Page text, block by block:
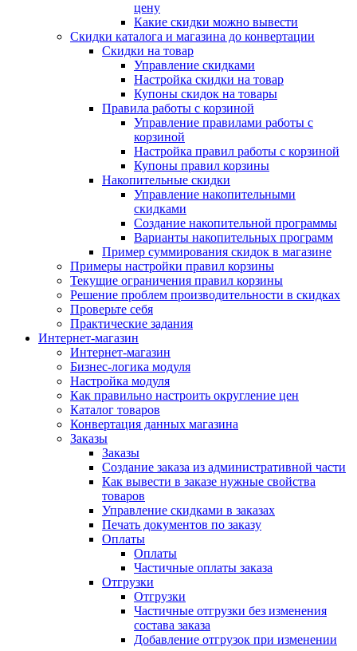
цену
Какие скидки можно вывести
Скидки каталога и магазина до конвертации
Скидки на товар
Управление скидками
Настройка скидки на товар
Купоны скидок на товары
Правила работы с корзиной
Управление правилами работы с
корзиной
Настройка правил работы с корзиной
Купоны правил корзины
Накопительные скидки
Управление накопительными
скидками
Создание накопительной программы
Варианты накопительных программ
Пример суммирования скидок в магазине
Примеры настройки правил корзины
Текущие ограничения правил корзины
Решение проблем производительности в скидках
Проверьте себя
Практические задания
Интернет-магазин
Интернет-магазин
Бизнес-логика модуля
Настройка модуля
Как правильно настроить округление цен
Каталог товаров
Конвертация данных магазина
Заказы
Заказы
Создание заказа из административной части
Как вывести в заказе нужные свойства
товаров
Управление скидками в заказах
Печать документов по заказу
Оплаты
Оплаты
Частичные оплаты заказа
Отгрузки
Отгрузки
Частичные отгрузки без изменения
состава заказа
Добавление отгрузок при изменении